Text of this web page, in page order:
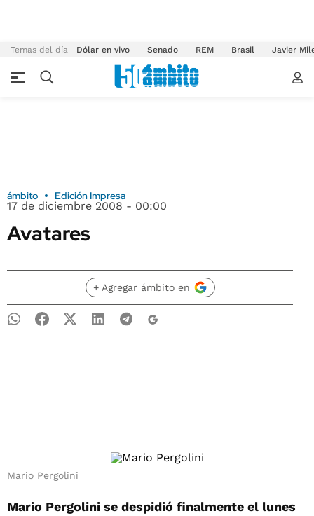
Temas del día Dólar en vivo Senado REM Brasil Javier
ámbito Edición Impresa
17 de diciembre 2008 - 00:00
Avatares
+ Agregar ámbito en
Mario Pergolini
Mario Pergolini se despidió finalmente el lunes